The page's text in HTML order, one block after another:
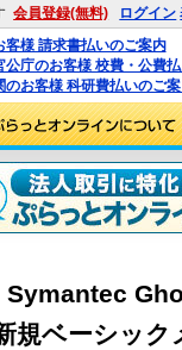
会員登録(無料) ログイン
客様 請求書払いのご案内
公庁のお客様 校費・公費
のお客様 科研費払いのご
規ベーシック